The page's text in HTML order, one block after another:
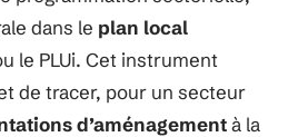
dans le plan local
le PLUi. Cet instrument
de tracer, pour un secteur
d’aménagementà la